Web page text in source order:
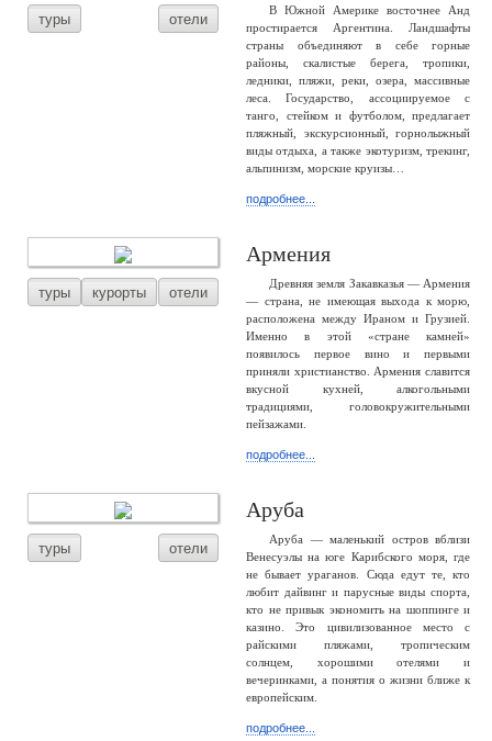
туры отели
В Южной Америке восточнее Анд
простирается Аргентина. Ландшафты
страны объединяют в себе горные
районы, скалистые берега, тропики,
ледники, пляжи, реки, озера, массивные
леса. Государство, ассоциируемое с
танго, стейком и футболом, предлагает
пляжный, экскурсионный, горнолыжный
виды отдыха, а также экотуризм, трекинг,
альпинизм, морские круизы…
подробнее...
туры курорты отели
Армения
Древняя земля Закавказья — Армения
— страна, не имеющая выхода к морю,
расположена между Ираном и Грузией.
Именно в этой «стране камней»
появилось первое вино и первыми
приняли христианство. Армения славится
вкусной кухней, алкогольными
традициями, головокружительными
пейзажами.
подробнее...
туры отели
Аруба
Аруба — маленький остров вблизи
Венесуэлы на юге Карибского моря, где
не бывает ураганов. Сюда едут те, кто
любит дайвинг и парусные виды спорта,
кто не привык экономить на шоппинге и
казино. Это цивилизованное место с
райскими пляжами, тропическим
солнцем, хорошими отелями и
вечеринками, а понятия о жизни ближе к
европейским.
подробнее...